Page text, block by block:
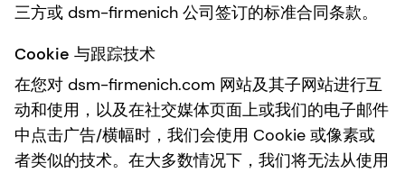
三方或 dsm-firmenich 公司签订的标准合同条款。
Cookie 与跟踪技术
在您对 dsm-firmenich.com 网站及其子网站进行互
动和使用，以及在社交媒体页面上或我们的电子邮件
中点击广告/横幅时，我们会使用 Cookie 或像素或
者类似的技术。在大多数情况下，我们将无法从使用